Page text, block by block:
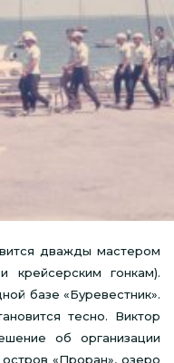
дважды мастером
гонкам).
базе «Буревестник».
тесно. Виктор
об организации
«Проран», озеро